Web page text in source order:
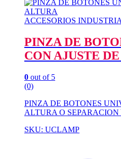
ACCESORIOS INDUSTRIA
PINZA DE
CON AJUSTE
0 out of 5
(0)
PINZA DE BOTONES
ALTURA O SEPARACION
SKU: UCLAMP